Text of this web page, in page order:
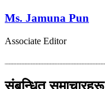
Ms. Jamuna Pun
Associate Editor